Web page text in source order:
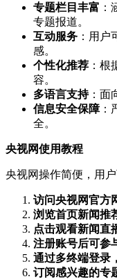
专题栏目丰富
专题报道。
互动服务 ：用
感。
个性化推荐 ：
容。
多语言支持：面
信息安全保障：
全。
央视网使用教程
央视网操作简便，用
访问央视网官方
浏览首页新闻推
点击观看新闻直
注册账号后可参
通过多终端登录
订阅感兴趣的专